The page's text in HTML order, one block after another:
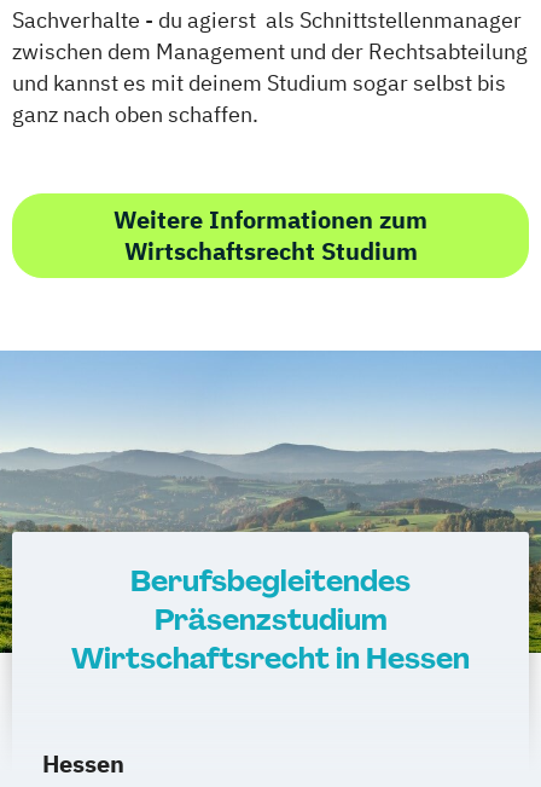
Sachverhalte - du agierst als Schnittstellenmanager
zwischen dem Management und der Rechtsabteilung
und kannst es mit deinem Studium sogar selbst bis
ganz nach oben schaffen.
Weitere Informationen zum
Wirtschaftsrecht Studium
Berufsbegleitendes
Präsenzstudium
Wirtschaftsrecht in Hessen
Hessen